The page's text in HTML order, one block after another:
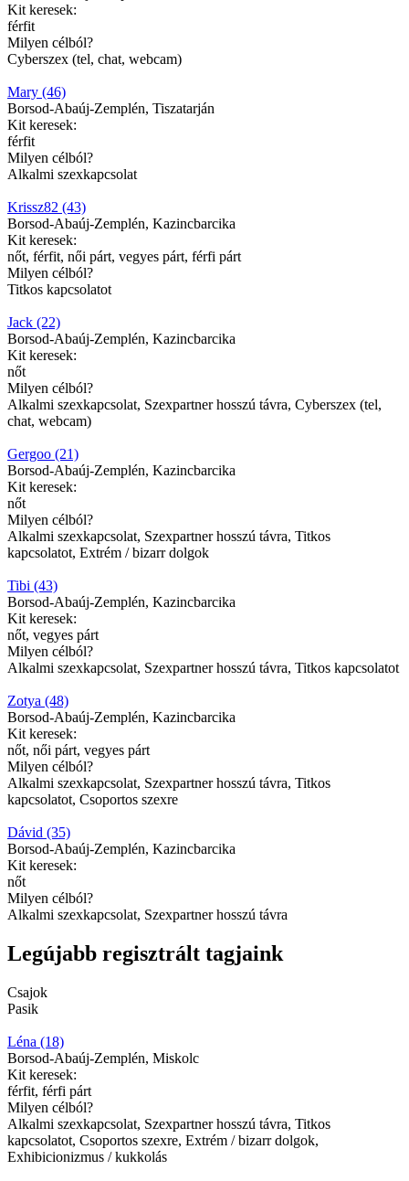
Kit keresek:
férfit
Milyen célból?
Cyberszex (tel, chat, webcam)
Mary (46)
Borsod-Abaúj-Zemplén, Tiszatarján
Kit keresek:
férfit
Milyen célból?
Alkalmi szexkapcsolat
Krissz82 (43)
Borsod-Abaúj-Zemplén, Kazincbarcika
Kit keresek:
nőt, férfit, női párt, vegyes párt, férfi párt
Milyen célból?
Titkos kapcsolatot
Jack (22)
Borsod-Abaúj-Zemplén, Kazincbarcika
Kit keresek:
nőt
Milyen célból?
Alkalmi szexkapcsolat, Szexpartner hosszú távra, Cyberszex (tel,
chat, webcam)
Gergoo (21)
Borsod-Abaúj-Zemplén, Kazincbarcika
Kit keresek:
nőt
Milyen célból?
Alkalmi szexkapcsolat, Szexpartner hosszú távra, Titkos
kapcsolatot, Extrém / bizarr dolgok
Tibi (43)
Borsod-Abaúj-Zemplén, Kazincbarcika
Kit keresek:
nőt, vegyes párt
Milyen célból?
Alkalmi szexkapcsolat, Szexpartner hosszú távra, Titkos kapcsolatot
Zotya (48)
Borsod-Abaúj-Zemplén, Kazincbarcika
Kit keresek:
nőt, női párt, vegyes párt
Milyen célból?
Alkalmi szexkapcsolat, Szexpartner hosszú távra, Titkos
kapcsolatot, Csoportos szexre
Dávid (35)
Borsod-Abaúj-Zemplén, Kazincbarcika
Kit keresek:
nőt
Milyen célból?
Alkalmi szexkapcsolat, Szexpartner hosszú távra
Legújabb regisztrált tagjaink
Csajok
Pasik
Léna (18)
Borsod-Abaúj-Zemplén, Miskolc
Kit keresek:
férfit, férfi párt
Milyen célból?
Alkalmi szexkapcsolat, Szexpartner hosszú távra, Titkos
kapcsolatot, Csoportos szexre, Extrém / bizarr dolgok,
Exhibicionizmus / kukkolás